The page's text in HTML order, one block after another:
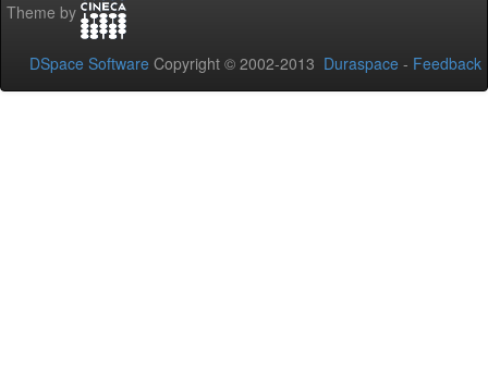
Theme by
DSpace Software Copyright © 2002-2013 Duraspace - Feedback